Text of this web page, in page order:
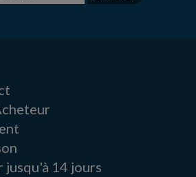
jusqu'à 14 jours